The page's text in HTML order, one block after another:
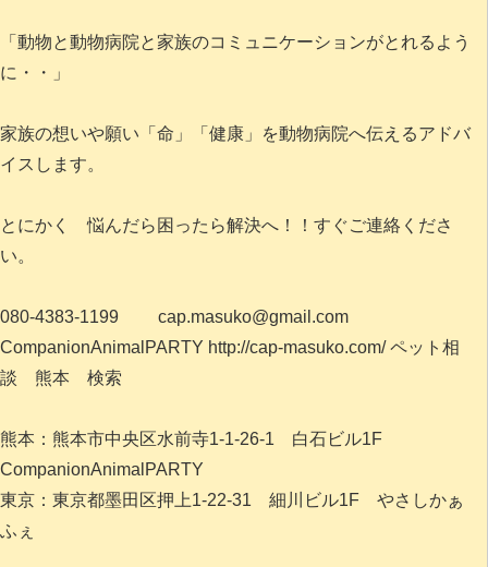
「動物と動物病院と家族のコミュニケーションがとれるよう
に・・」
家族の想いや願い「命」「健康」を動物病院へ伝えるアドバ
イスします。
とにかく 悩んだら困ったら解決へ！！すぐご連絡くださ
い。
080-4383-1199 cap.masuko@gmail.com
CompanionAnimalPARTY http://cap-masuko.com/ ペット相
談 熊本 検索
熊本：熊本市中央区水前寺1-1-26-1 白石ビル1F
CompanionAnimalPARTY
東京：東京都墨田区押上1-22-31 細川ビル1F やさしかぁ
ふぇ